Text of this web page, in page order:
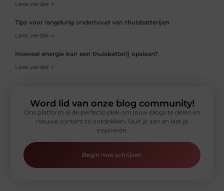
Lees verder »
Tips voor langdurig onderhoud van thuisbatterijen
Lees verder »
Hoeveel energie kan een thuisbatterij opslaan?
Lees verder »
Word lid van onze blog community!
Ons platform is de perfecte plek om jouw blogs te delen en
nieuwe content te ontdekken. Sluit je aan en laat je
inspireren.
Begin met schrijven